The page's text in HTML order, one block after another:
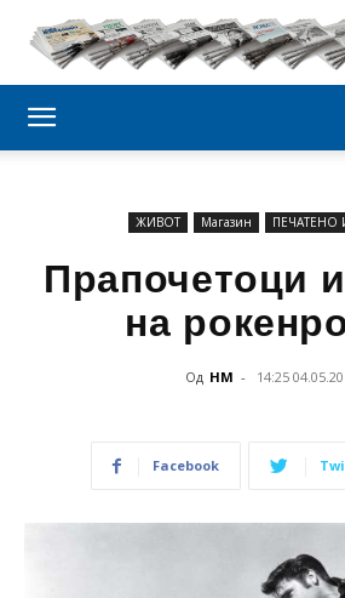
ЖИВОТ Магазин ПЕЧАТЕНО
Прапочетоци
на
Од НМ - 14:25
Facebook